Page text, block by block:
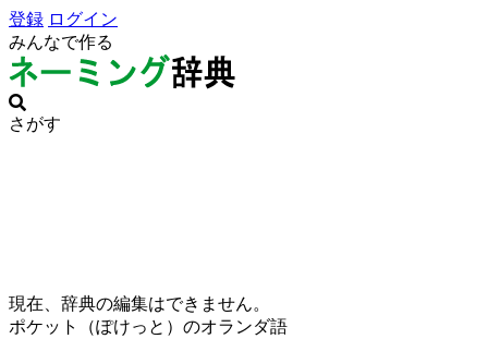
登録 ログイン
みんなで作る
さがす
現在、辞典の編集はできません。
ポケット（ぽけっと）のオランダ語